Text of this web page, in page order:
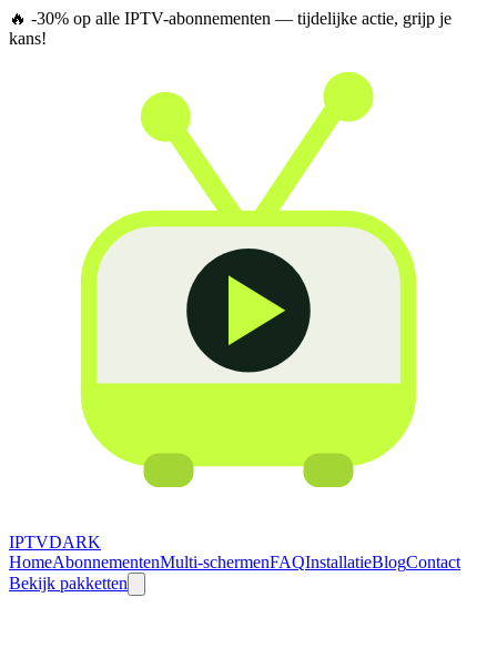
🔥 -30% op alle IPTV-abonnementen — tijdelijke actie, grijp je
kans!
IPTVDARK
HomeAbonnementenMulti-schermenFAQInstallatieBlogContact
Bekijk pakketten